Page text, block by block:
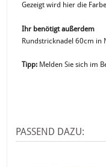
Gezeigt wird hier die
Ihr benötigt außerdem
Rundstricknadel 60cm in
Tipp: Melden Sie sich im
PASSEND DAZU: